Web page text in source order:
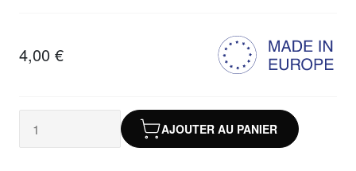
4,00 €
AJOUTER AU PANIER